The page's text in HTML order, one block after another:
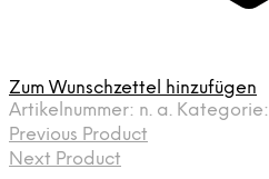
Zum Wunschzettel hinzufügen
Artikelnummer: n. a. Kategorie:
Previous Product
Next Product